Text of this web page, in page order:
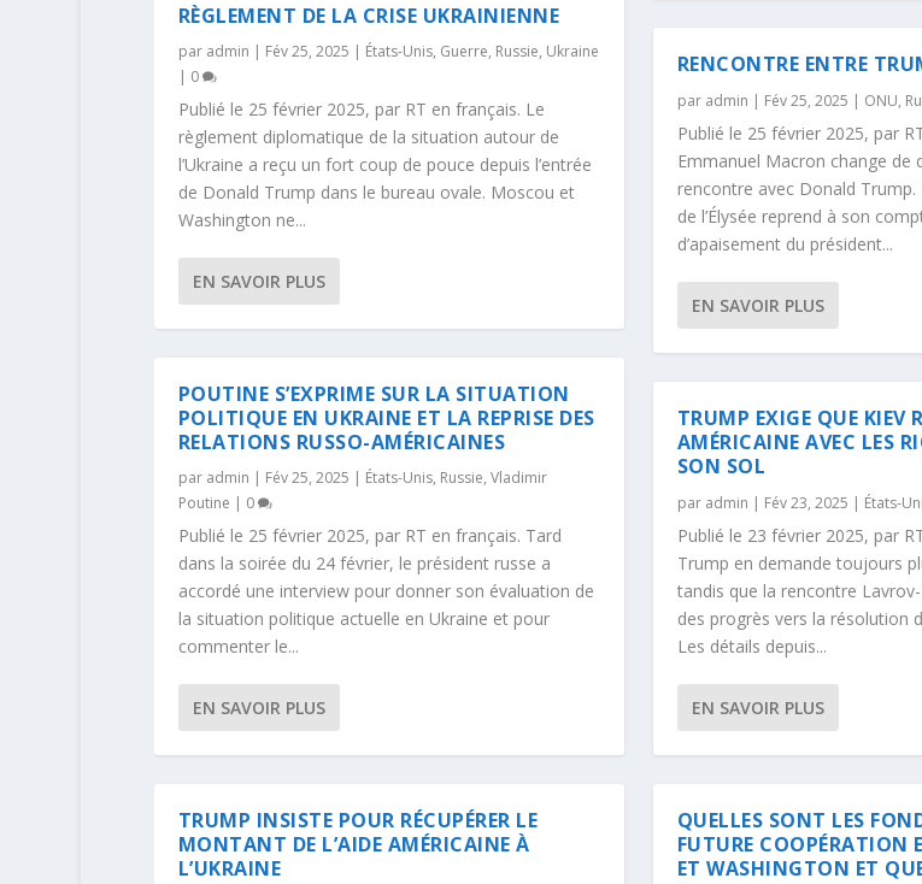
RÈGLEMENT DE LA CRISE UKRAINIENNE
par admin | Fév 25, 2025 | États-Unis, Guerre, Russie, Ukraine
| 0
Publié le 25 février 2025, par RT en français. Le
règlement diplomatique de la situation autour de
l’Ukraine a reçu un fort coup de pouce depuis l’entrée
de Donald Trump dans le bureau ovale. Moscou et
Washington ne...
EN SAVOIR PLUS
POUTINE S’EXPRIME SUR LA SITUATION
POLITIQUE EN UKRAINE ET LA REPRISE DES
RELATIONS RUSSO-AMÉRICAINES
par admin | Fév 25, 2025 | États-Unis, Russie, Vladimir
Poutine | 0
Publié le 25 février 2025, par RT en français. Tard
dans la soirée du 24 février, le président russe a
accordé une interview pour donner son évaluation de
la situation politique actuelle en Ukraine et pour
commenter le...
EN SAVOIR PLUS
TRUMP INSISTE POUR RÉCUPÉRER LE
MONTANT DE L’AIDE AMÉRICAINE À
L’UKRAINE
RENCONTRE ENTRE
par admin | Fév 25, 2025 | ONU,
Publié le 25 février 2025, par
Emmanuel Macron change de
rencontre avec Donald
de l’Élysée reprend à son
d’apaisement du président...
EN SAVOIR PLUS
TRUMP EXIGE QUE KIEV
AMÉRICAINE AVEC LES
SON SOL
par admin | Fév 23, 2025 | États-
Publié le 23 février 2025, par
Trump en demande toujours
tandis que la rencontre
des progrès vers la résolution
Les détails depuis...
EN SAVOIR PLUS
QUELLES SONT LES
FUTURE COOPÉRATION
ET WASHINGTON ET